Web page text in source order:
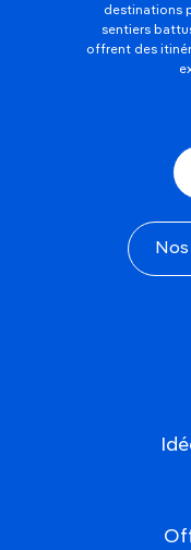
destinations
sentiers
offrent des